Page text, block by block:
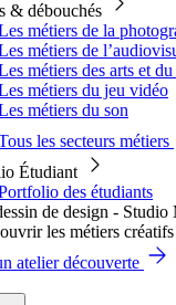
& débouchés
métiers de la
métiers de
métiers des arts et
métiers du jeu vidéo
métiers du son
les secteurs métiers
Étudiant
des étudiants
les métiers créatifs
atelier découverte